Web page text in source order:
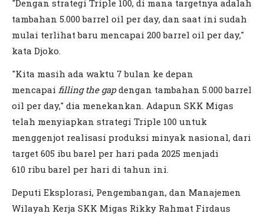
"Dengan strategi Triple 100, di mana targetnya adalah
tambahan 5.000 barrel oil per day, dan saat ini sudah
mulai terlihat baru mencapai 200 barrel oil per day,"
kata Djoko.
"Kita masih ada waktu 7 bulan ke depan
mencapai filling the gapdengan tambahan 5.000 barrel
oil per day," dia menekankan. Adapun SKK Migas
telah menyiapkan strategi Triple 100 untuk
menggenjot realisasi produksi minyak nasional, dari
target 605 ibu barel per hari pada 2025 menjadi
610 ribu barel per hari di tahun ini.
Deputi Eksplorasi, Pengembangan, dan Manajemen
Wilayah Kerja SKK Migas Rikky Rahmat Firdaus